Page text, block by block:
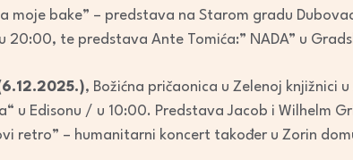
moje bake” – predstava na Starom gradu
20:00, te predstava Ante Tomića:” NADA” u
, Božićna pričaonica u Zelenoj knjižnici
u Edisonu / u 10:00. Predstava Jacob i Wilhelm
retro” – humanitarni koncert također u Zorin